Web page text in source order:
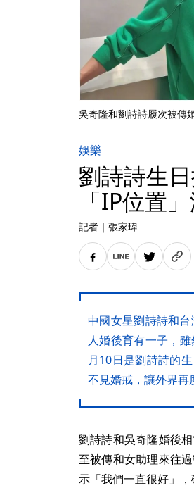
吳奇隆和劉詩詩履次被傳
娛樂
劉詩詩生
「IP位置
記者 ｜ 張家瑋
中國女星劉詩詩和
人婚後育有一子，
月10日是劉詩詩的
不見婚戒，讓外界再
劉詩詩和吳奇隆婚後
至被傳和女助理來往
示「我們一直很好」，